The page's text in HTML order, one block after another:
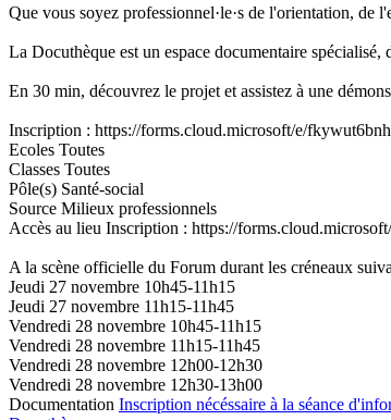
Que vous soyez professionnel·le·s de l'orientation, de
La Docuthèque est un espace documentaire
En 30 min, découvrez le projet et assistez à une
Inscription : https://forms.cloud.microsoft/e/fkywut6bnh
Ecoles Toutes
Classes Toutes
Pôle(s) Santé-social
Source Milieux professionnels
Accès au lieu Inscription : https://
A la scène officielle du Forum durant les créneaux
Jeudi 27 novembre 10h45-11h15
Jeudi 27 novembre 11h15-11h45
Vendredi 28 novembre 10h45-11h15
Vendredi 28 novembre 11h15-11h45
Vendredi 28 novembre 12h00-12h30
Vendredi 28 novembre 12h30-13h00
Documentation Inscription nécéssaire à la séance